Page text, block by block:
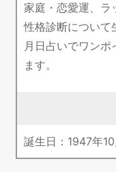
家庭・恋愛運、ラ
性格診断について
月日占いでワン
ます。
誕生日： 1947年10